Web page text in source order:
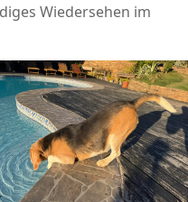
Wiedersehen im